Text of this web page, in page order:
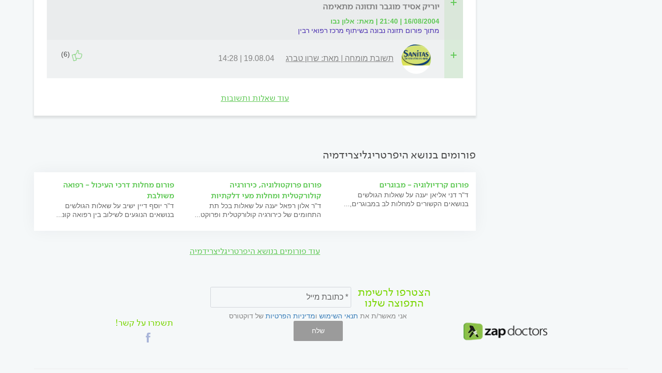
יוריק אסיד מוגבר ותזונה מתאימה
16/08/2004 | 21:40 | מאת: אלון נבו
מתוך פורום תזונה נבונה בשיתוף מרכז רפואי רבין
תשובת מומחה | מאת: שרון טברג 19.08.04 | 14:28
(6)
עוד שאלות ותשובות
פורומים בנושא היפרטריגליצרידמיה
פורום קרדיולוגיה - מבוגרים
ד"ר דני אליאן יענה על שאלות הגולשים
בנושאים הקשורים למחלות לב במבוגרים,...
פורום פרוקטולוגיה, כירורגיה
קולורקטלית ומחלות מעי דלקתיות
ד"ר אלון רפאל יענה על שאלות בכל תת
התחומים של כירורגיה קולורקטלית ופרוקט...
פורום מחלות דרכי העיכול - רפואה
משולבת
ד"ר יוסף דיין ישיב על שאלות הגולשים
בנושאים הנוגעים לשילוב בין רפואה קונ...
עוד פורומים בנושא היפרטריגליצרידמיה
הצטרפו לרשימת
התפוצה שלנו
אני מאשר/ת את תנאי השימוש ומדיניות הפרטיות של דוקטורס
שלח
תשמרו על קשר!